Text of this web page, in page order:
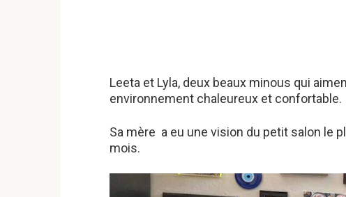
Leeta et Lyla, deux beaux minous qui
environnement chaleureux et confortable.
Sa mère a eu une vision du petit salon le
mois.